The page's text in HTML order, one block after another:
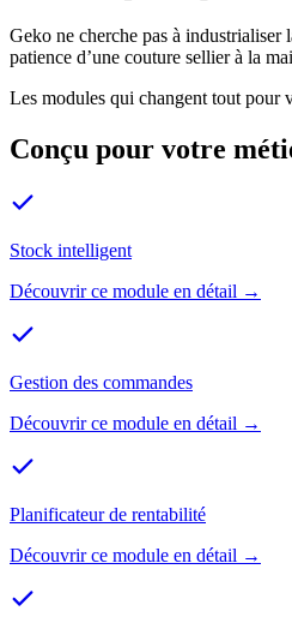
Geko ne cherche pas à
patience d’une couture sellier à la
Les modules qui changent tout pour
Conçu pour votre
Stock intelligent
Découvrir ce module en détail →
Gestion des commandes
Découvrir ce module en détail →
Planificateur de rentabilité
Découvrir ce module en détail →